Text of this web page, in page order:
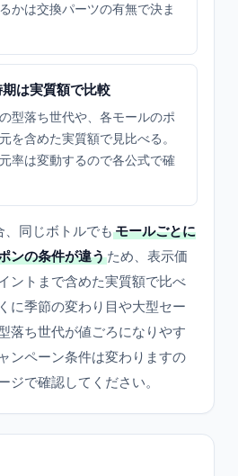
かは交換パーツの有無で決ま
は実質額で比較
型落ち世代や、各モールのポ
を含めた実質額で見比べる。
率は変動するので各公式で確
、同じボトルでも モールごとに
ンの条件が違うため、表示価
ントまで含めた実質額で比べ
に季節の変わり目や大型セー
落ち世代が値ごろになりやす
ンペーン条件は変わりますの
ジで確認してください。